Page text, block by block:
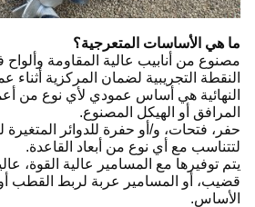
ما هي الأساسات المتعرجية؟
مصنوع من أنابيب عالية المقاومة وألواح
النقطة التجريبية لضمان المركزية أثناء
النهائية هي أساس عمودي لأي نوع من
المرافق أو الهيكل المصنوع.
حفر، فتحات، و/أو حفرة للدوائر المتغيرة
لتتناسب مع أي نوع من أبعاد القاعدة.
يتم توفيرها مع المسامير عالية القوة،
قضيب، أو المسامير عربة لربط القطب أو
الأساس.